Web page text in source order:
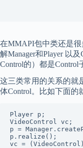
在MMAPI包中类还是
解Manager和Player 以
Control的）都是Control
这三类常用的关系的就
体Control。比如下面的
Player p;
VideoControl vc;
p =
p.realize();
vc =